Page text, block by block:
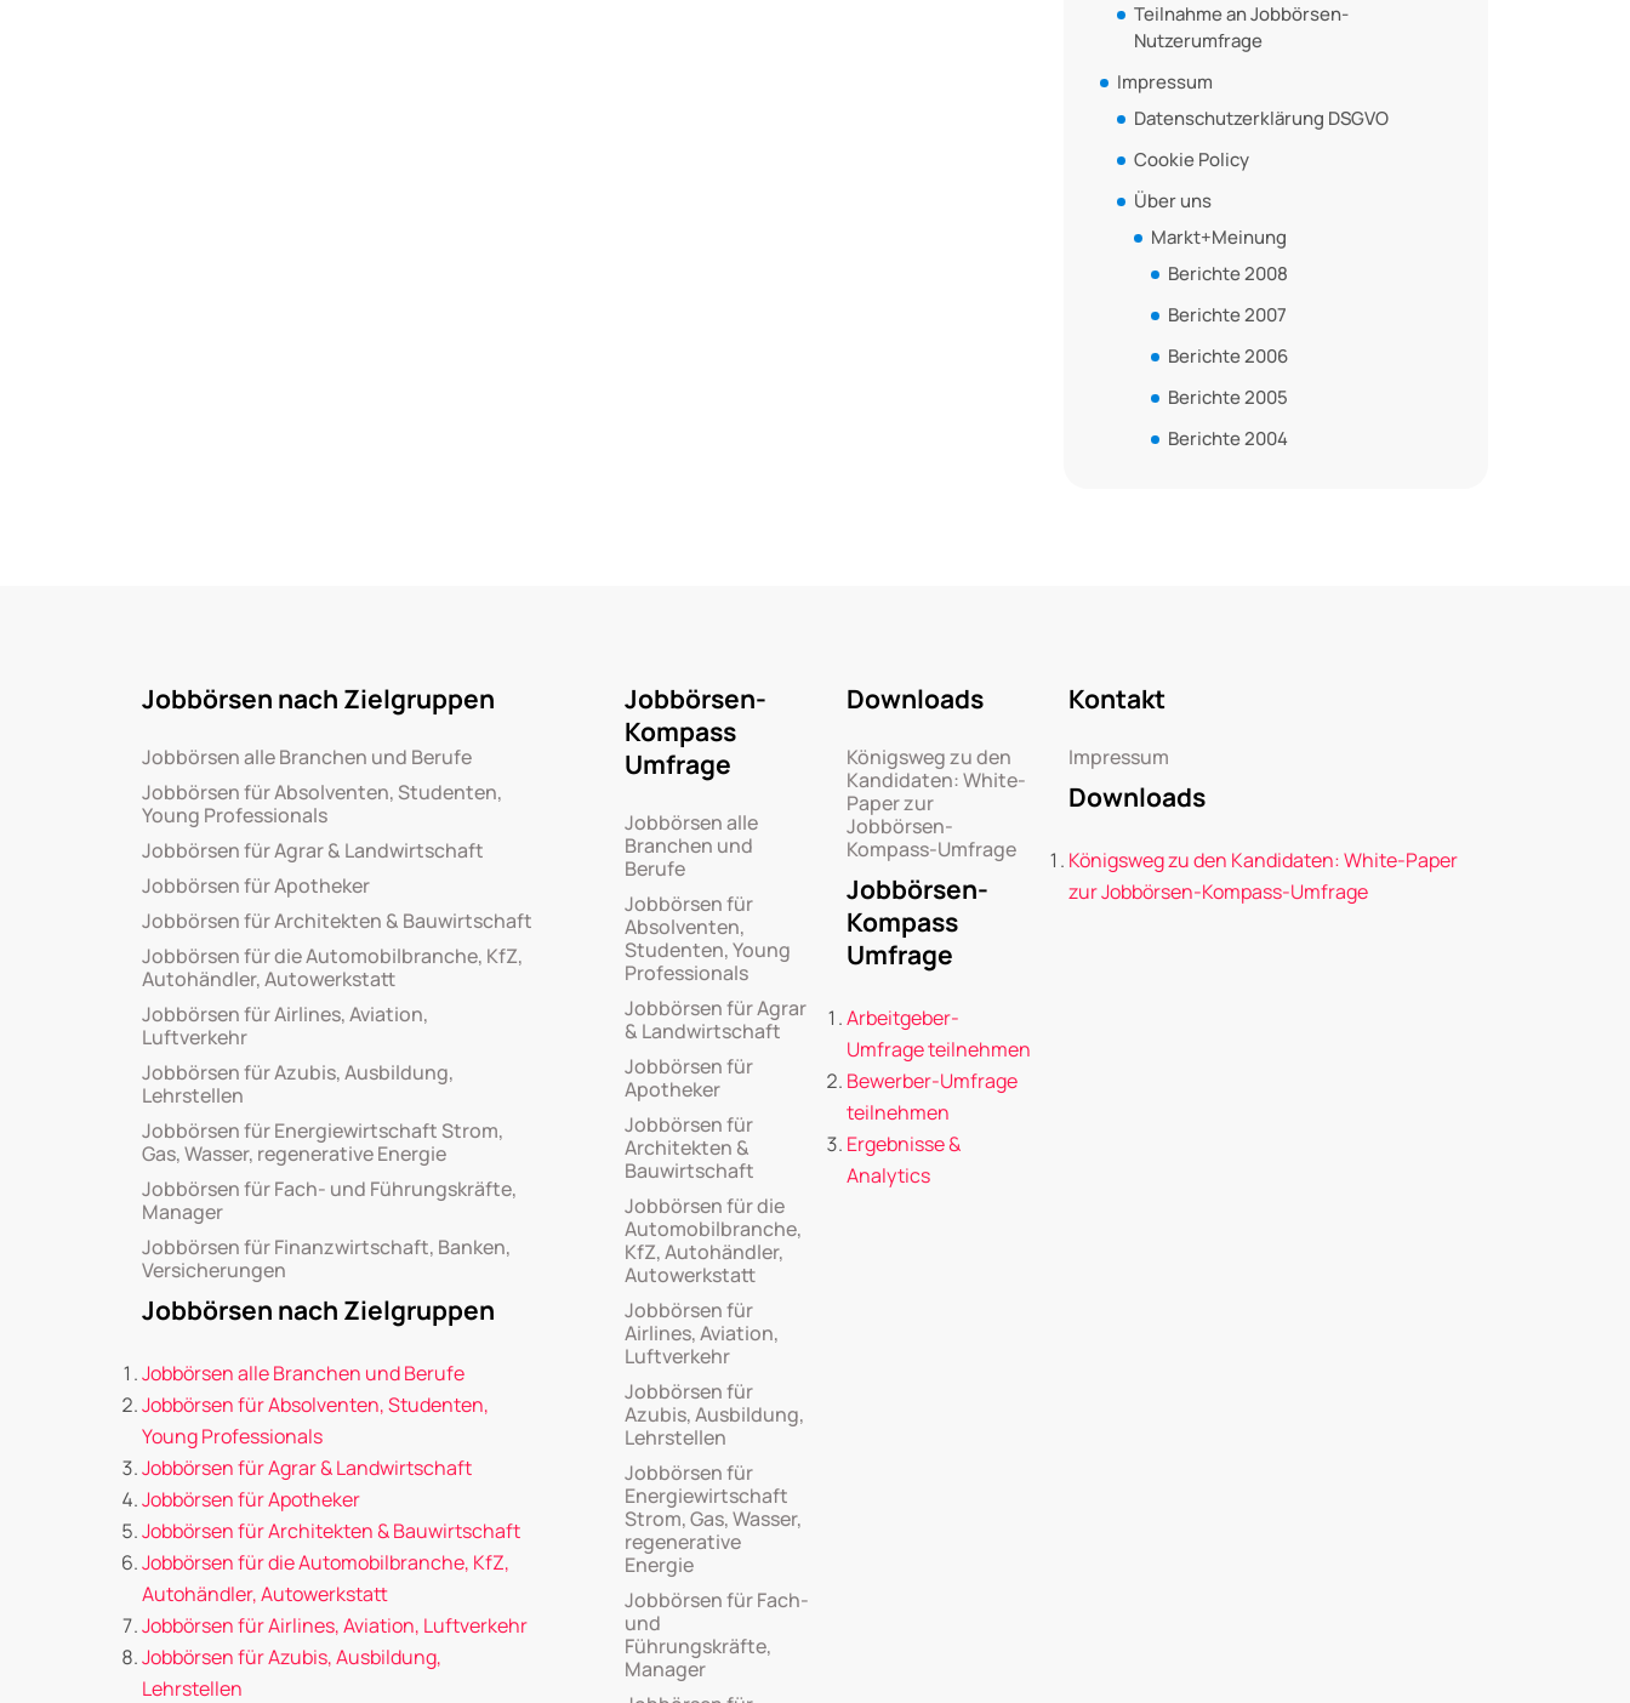
Teilnahme an Jobbörsen-
Nutzerumfrage
Impressum
Datenschutzerklärung DSGVO
Cookie Policy
Über uns
Markt+Meinung
Berichte 2008
Berichte 2007
Berichte 2006
Berichte 2005
Berichte 2004
Jobbörsen nach Zielgruppen
Jobbörsen alle Branchen und Berufe
Jobbörsen für Absolventen, Studenten,
Young Professionals
Jobbörsen für Agrar & Landwirtschaft
Jobbörsen für Apotheker
Jobbörsen für Architekten & Bauwirtschaft
Jobbörsen für die Automobilbranche, KfZ,
Autohändler, Autowerkstatt
Jobbörsen für Airlines, Aviation,
Luftverkehr
Jobbörsen für Azubis, Ausbildung,
Lehrstellen
Jobbörsen für Energiewirtschaft Strom,
Gas, Wasser, regenerative Energie
Jobbörsen für Fach- und Führungskräfte,
Manager
Jobbörsen für Finanzwirtschaft, Banken,
Versicherungen
Jobbörsen nach Zielgruppen
Jobbörsen alle Branchen und Berufe
Jobbörsen für Absolventen, Studenten,
Young Professionals
Jobbörsen für Agrar & Landwirtschaft
Jobbörsen für Apotheker
Jobbörsen für Architekten & Bauwirtschaft
Jobbörsen für die Automobilbranche, KfZ,
Autohändler, Autowerkstatt
Jobbörsen für Airlines, Aviation, Luftverkehr
Jobbörsen für Azubis, Ausbildung,
Lehrstellen
Jobbörsen-
Kompass
Umfrage
Jobbörsen alle
Branchen und
Berufe
Jobbörsen für
Absolventen,
Studenten, Young
Professionals
Jobbörsen für Agrar
& Landwirtschaft
Jobbörsen für
Apotheker
Jobbörsen für
Architekten &
Bauwirtschaft
Jobbörsen für die
Automobilbranche,
KfZ, Autohändler,
Autowerkstatt
Jobbörsen für
Airlines, Aviation,
Luftverkehr
Jobbörsen für
Azubis, Ausbildung,
Lehrstellen
Jobbörsen für
Energiewirtschaft
Strom, Gas, Wasser,
regenerative
Energie
Jobbörsen für Fach-
und
Führungskräfte,
Manager
Downloads
Königsweg zu den
Kandidaten: White-
Paper zur
Jobbörsen-
Kompass-Umfrage
Jobbörsen-
Kompass
Umfrage
Arbeitgeber-
Umfrage teilnehmen
Bewerber-Umfrage
teilnehmen
Ergebnisse &
Analytics
Kontakt
Impressum
Downloads
Königsweg zu den Kandidaten: White-Paper
zur Jobbörsen-Kompass-Umfrage